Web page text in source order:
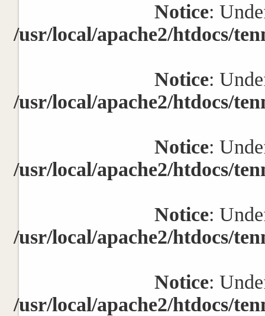
Notice:
/usr/local/apache2/htdocs/
Notice:
/usr/local/apache2/htdocs/
Notice:
/usr/local/apache2/htdocs/
Notice:
/usr/local/apache2/htdocs/
Notice:
/usr/local/apache2/htdocs/